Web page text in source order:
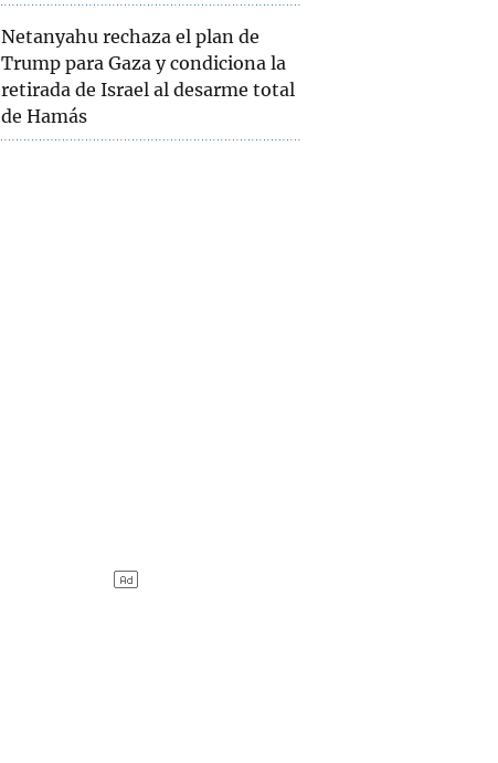
Netanyahu rechaza el plan de
Trump para Gaza y condiciona la
retirada de Israel al desarme total
de Hamás